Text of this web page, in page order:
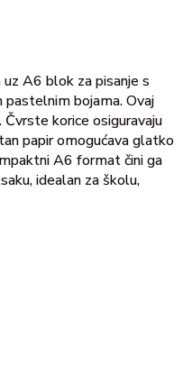
A6 blok za pisanje s
pastelnim bojama. Ovaj
korice osiguravaju
papir omogućava glatko
A6 format čini ga
idealan za školu,